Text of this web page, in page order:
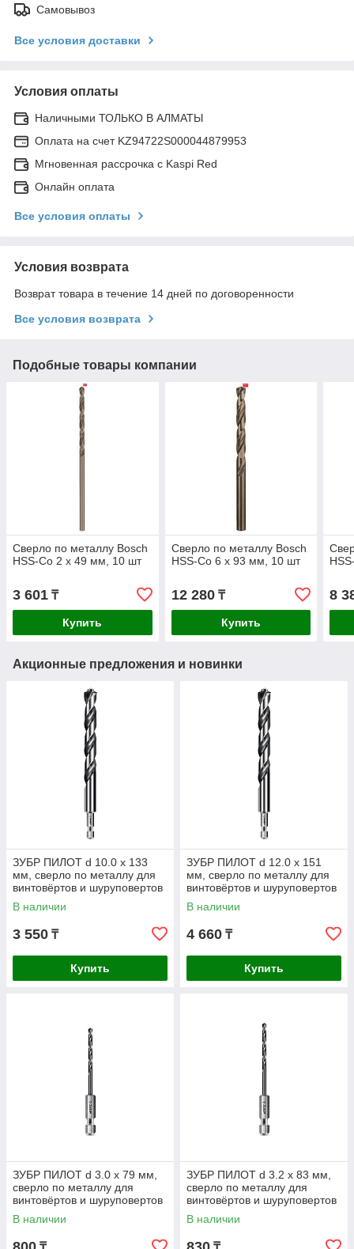
Самовывоз
Все условия доставки
Условия оплаты
Наличными ТОЛЬКО В АЛМАТЫ
Оплата на счет KZ94722S000044879953
Мгновенная рассрочка с Kaspi Red
Онлайн оплата
Все условия оплаты
Условия возврата
Возврат товара в течение 14 дней по договоренности
Все условия возврата
Подобные товары компании
Сверло по металлу Bosch
HSS-Co 2 x 49 мм, 10 шт
3 601 ₸
Купить
Сверло по металлу Bosch
HSS-Co 6 x 93 мм, 10 шт
12 280₸
Купить
8
Акционные предложения и новинки
ЗУБР ПИЛОТ d 10.0 х 133
мм, сверло по металлу для
винтовёртов и шуруповертов
IMPACT READY
Профессионал
В наличии
3 550 ₸
Купить
ЗУБР ПИЛОТ d 12.0 х 151
мм, сверло по металлу для
винтовёртов и шуруповертов
IMPACT READY
Профессионал
В наличии
4 660 ₸
Купить
ЗУБР ПИЛОТ d 3.0 х 79 мм,
сверло по металлу для
винтовёртов и шуруповертов
IMPACT READY
Профессионал (29629-3
В наличии
ЗУБР ПИЛОТ d 3.2 х 83 мм,
сверло по металлу для
винтовёртов и шуруповертов
IMPACT READY
Профессионал
В наличии